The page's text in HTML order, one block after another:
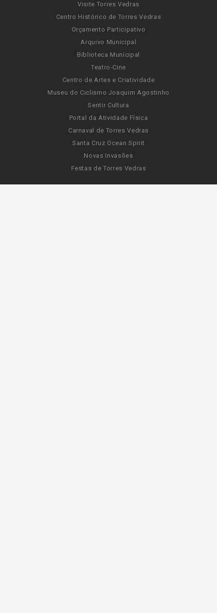
Visite Torres Vedras
Centro Histórico de Torres Vedras
Orçamento Participativo
Arquivo Municipal
Biblioteca Municipal
Teatro-Cine
Centro de Artes e Criatividade
Museu do Ciclismo Joaquim Agostinho
Sentir Cultura
Portal da Atividade Física
Carnaval de Torres Vedras
Santa Cruz Ocean Spirit
Novas Invasões
Festas de Torres Vedras